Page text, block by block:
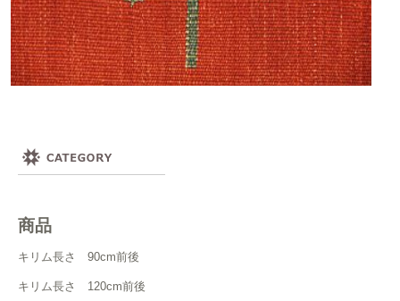
商品
キリム長さ 90cm前後
キリム長さ 120cm前後